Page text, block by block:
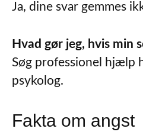
Ja, dine svar gemmes
Hvad gør jeg, hvis min
Søg professionel hjælp
psykolog.
Fakta om angst